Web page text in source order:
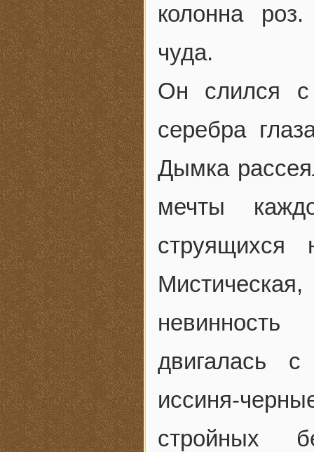
колонна
чуда.
Он слился с
серебра
Дымка
мечты
двигалась с
иссиня-
стройных